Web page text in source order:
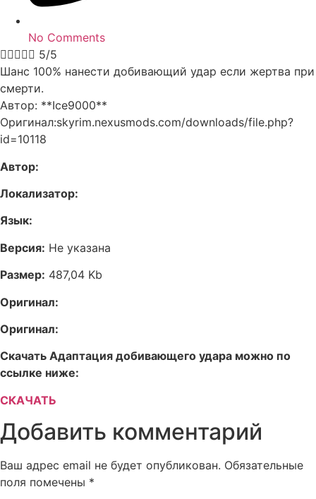
No Comments
 5/5
Шанс 100% нанести добивающий удар если жертва при
смерти.
Автор: **Ice9000**
Оригинал:skyrim.nexusmods.com/downloads/file.php?
id=10118
Автор:
Локализатор:
Язык:
Версия: Не указана
Размер: 487,04 Kb
Оригинал:
Оригинал:
Скачать Адаптация добивающего удара можно по
ссылке ниже:
СКАЧАТЬ
Добавить комментарий
Ваш адрес email не будет опубликован. Обязательные
поля помечены *